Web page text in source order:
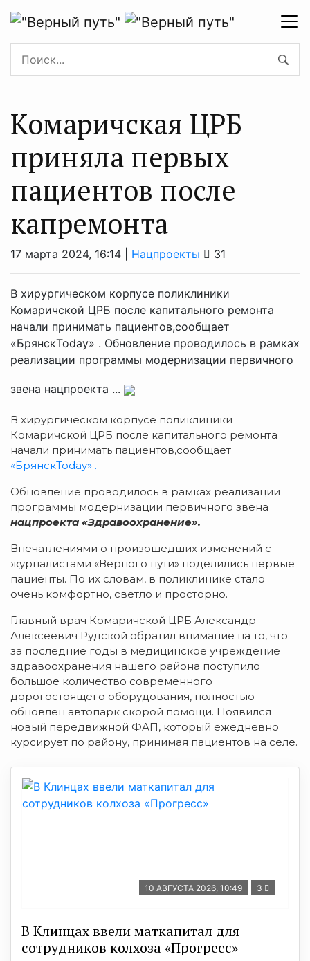
Комаричская ЦРБ
приняла первых
пациентов после
капремонта
17 марта 2024, 16:14 | Нацпроекты 31
В хирургическом корпусе поликлиники
Комаричской ЦРБ после капитального ремонта
начали принимать пациентов,сообщает
«БрянскToday» . Обновление проводилось в рамках
реализации программы модернизации первичного
звена нацпроекта ...
В хирургическом корпусе поликлиники
Комаричской ЦРБ после капитального ремонта
начали принимать пациентов,сообщает
«БрянскToday» .
Обновление проводилось в рамках реализации
программы модернизации первичного звена
нацпроекта «Здравоохранение».
Впечатлениями о произошедших изменений с
журналистами «Верного пути» поделились первые
пациенты. По их словам, в поликлинике стало
очень комфортно, светло и просторно.
Главный врач Комаричской ЦРБ Александр
Алексеевич Рудской обратил внимание на то, что
за последние годы в медицинское учреждение
здравоохранения нашего района поступило
большое количество современного
дорогостоящего оборудования, полностью
обновлен автопарк скорой помощи. Появился
новый передвижной ФАП, который ежедневно
курсирует по району, принимая пациентов на селе.
10 АВГУСТА 2026, 10:49 3
В Клинцах ввели маткапитал для
сотрудников колхоза «Прогресс»